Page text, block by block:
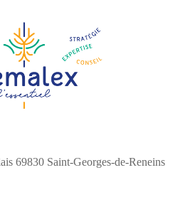
69830 Saint-Georges-de-Reneins